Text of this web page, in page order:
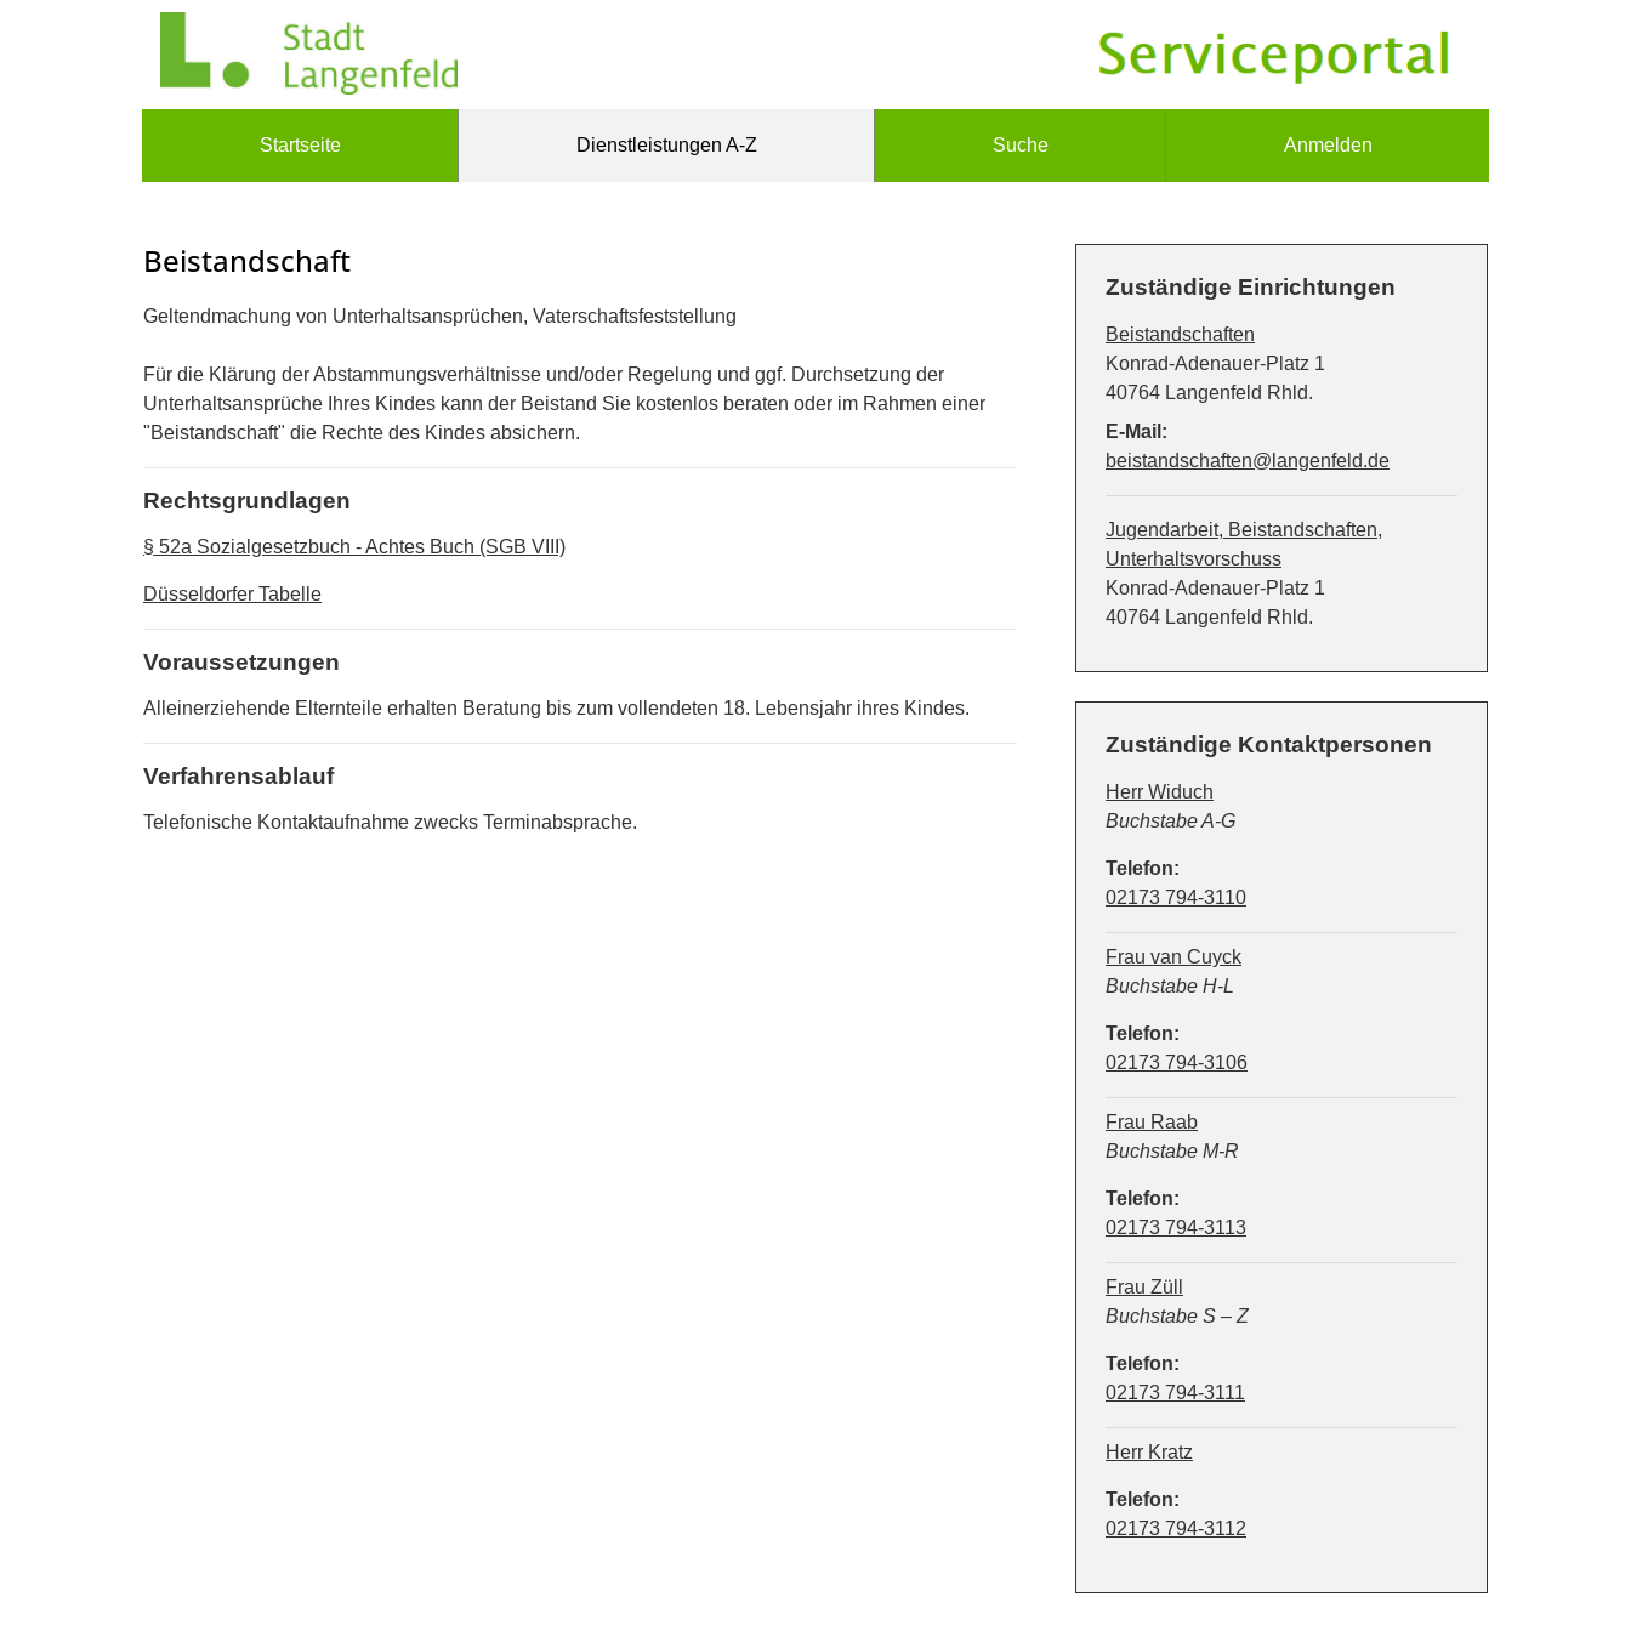
Startseite Dienstleistungen A-Z Suche Anmelden
Beistandschaft
Kurzbeschreibung
Geltendmachung von Unterhaltsansprüchen, Vaterschaftsfeststellung
Beschreibung
Für die Klärung der Abstammungsverhältnisse und/oder Regelung und ggf. Durchsetzung der
Unterhaltsansprüche Ihres Kindes kann der Beistand Sie kostenlos beraten oder im Rahmen einer
"Beistandschaft" die Rechte des Kindes absichern.
Rechtsgrundlagen
§ 52a Sozialgesetzbuch - Achtes Buch (SGB VIII)
Düsseldorfer Tabelle
Voraussetzungen
Alleinerziehende Elternteile erhalten Beratung bis zum vollendeten 18. Lebensjahr ihres Kindes.
Verfahrensablauf
Telefonische Kontaktaufnahme zwecks Terminabsprache.
Zuständige Einrichtungen
Beistandschaften
Straße:
Konrad-Adenauer-Platz Hausnummer:
1
PLZ:
40764 Ort:
Langenfeld Rhld.
E-Mail:
beistandschaften@langenfeld.de
Jugendarbeit, Beistandschaften,
Unterhaltsvorschuss
Straße:
Konrad-Adenauer-Platz Hausnummer:
1
PLZ:
40764 Ort:
Langenfeld Rhld.
Zuständige Kontaktpersonen
Herr Widuch
Position:
Buchstabe A-G
Telefon:
02173 794-3110
Frau van Cuyck
Position:
Buchstabe H-L
Telefon:
02173 794-3106
Frau Raab
Position:
Buchstabe M-R
Telefon:
02173 794-3113
Frau Züll
Position:
Buchstabe S – Z
Telefon:
02173 794-3111
Herr Kratz
Telefon:
02173 794-3112